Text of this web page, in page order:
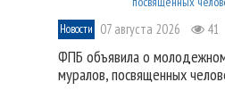
Новости 07 августа 2026 41
ФПБ объявила о
муралов, посвященных